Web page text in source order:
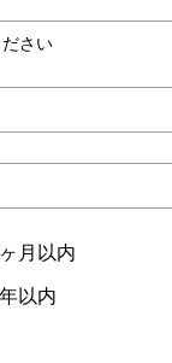
さい
月以内
以内